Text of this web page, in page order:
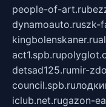
people-of-art.ru
dynamoauto.ruszk-
kingbolenskaner.ru
act1.spb.ru
detsad125.rumir-
council.spb.ru
iclub.net.rugazon-